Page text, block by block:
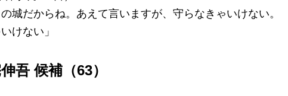
城だからね。あえて言いますが、守らなきゃいけない。
けない」
吾 候補（63）